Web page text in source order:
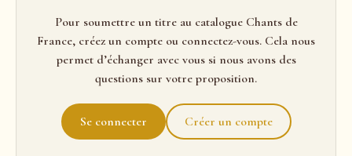
Pour soumettre un titre au catalogue Chants de
France, créez un compte ou connectez-vous. Cela nous
permet d’échanger avec vous si nous avons des
questions sur votre proposition.
Se connecter Créer un compte